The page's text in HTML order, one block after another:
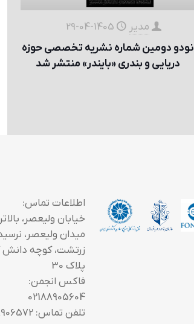
مدیر
1405-04-29
نودو دومین شماره نشریه تخصصی حوزه
دریایی و بندری «بایندر» منتشر شد
اطلاعات تماس:
خیابان ولیعصر، بالاتر
میدان ولیعصر،
زرتشت، کوچه دانش
پلاک 30
فاکس انجمن:
02188905604